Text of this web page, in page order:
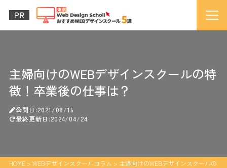
主婦向けのWEBデザインスクールの特
徴！卒業後の仕事は？
公開日:2021/08/15
最終更新日:2024/04/24
HOME> WEBデザインスクールコラム > 主婦向けのWEBデザインスクールの